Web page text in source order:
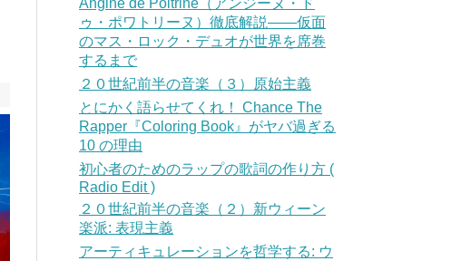
Angine de Poitrine（アンジーヌ・ド
ゥ・ポワトリーヌ）徹底解説——仮面
のマス・ロック・デュオが世界を席巻
するまで
２０世紀前半の音楽（３）原始主義
とにかく語らせてくれ！ Chance The
Rapper『Coloring Book』がヤバ過ぎる
10 の理由
初心者のためのラップの歌詞の作り方 (
Radio Edit )
２０世紀前半の音楽（２）新ウィーン
楽派: 表現主義
アーティキュレーションを哲学する: ウ